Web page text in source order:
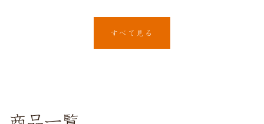
すべて見る